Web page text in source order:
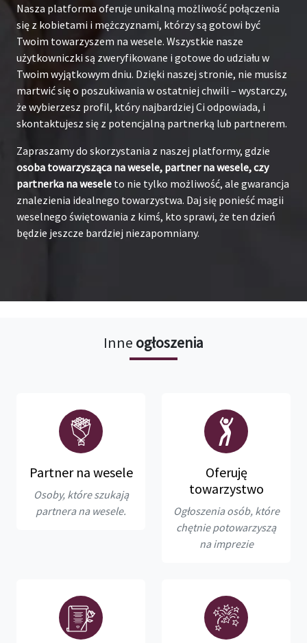
Nasza platforma oferuje unikalną możliwość połączenia
się z kobietami i mężczyznami, którzy są gotowi być
Twoim towarzyszem na wesele. Wszystkie nasze
użytkowniczki są zweryfikowane i gotowe do udziału w
Twoim wyjątkowym dniu. Dzięki naszej stronie, nie musisz
martwić się o poszukiwania w ostatniej chwili – wystarczy,
że wybierzesz profil, który najbardziej Ci odpowiada, i
skontaktujesz się z potencjalną partnerką lub partnerem.
Zapraszamy do skorzystania z naszej platformy, gdzie
osoba towarzysząca na wesele, partner na wesele, czy
partnerka na wesele to nie tylko możliwość, ale gwarancja
znalezienia idealnego towarzystwa. Daj się ponieść magii
weselnego świętowania z kimś, kto sprawi, że ten dzień
będzie jeszcze bardziej niezapomniany.
Inne ogłoszenia
Partner na wesele
Osoby, które szukają
partnera na wesele.
Oferuję
towarzystwo
Ogłoszenia osób, które
chętnie potowarzyszą
na imprezie